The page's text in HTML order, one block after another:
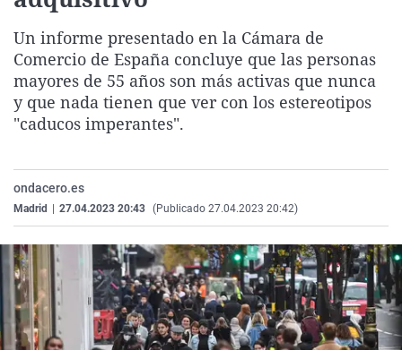
Gente viajera
Como el perro y el
Retornados
Equipo de
Operación Viuda
Galicia
La Rioja
Navarra
Televisión
Elecciones
Un informe presentado en la Cámara de
Comercio de España concluye que las personas
mayores de 55 años son más activas que nunca
y que nada tienen que ver con los estereotipos
"caducos imperantes".
ondacero.es
Madrid 27.04.2023 20:43 (Publicado 27.04.2023 20:42)